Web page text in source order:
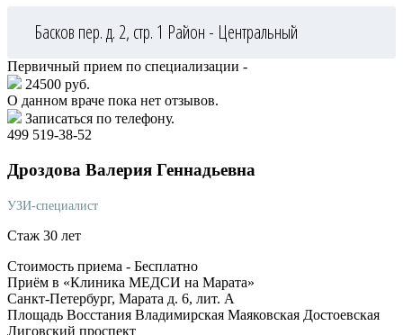
Басков пер. д. 2, стр. 1 Район - Центральный
Первичный прием по специализации -
24500 руб.
О данном враче пока нет отзывов.
Записаться по телефону.
499 519-38-52
Дроздова Валерия Геннадьевна
УЗИ-специалист
Стаж 30 лет
Стоимость приема - Бесплатно
Приём в «Клиника МЕДСИ на Марата»
Санкт-Петербург, Марата д. 6, лит. А
Площадь Восстания Владимирская Маяковская Достоевская
Лиговский проспект